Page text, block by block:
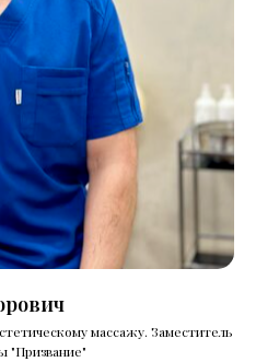
массажу. Заместитель
"Призвание"